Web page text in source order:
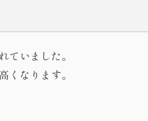
いました。
くなります。